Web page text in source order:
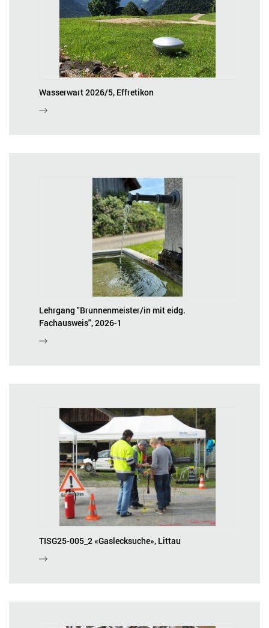
Wasserwart 2026/5, Effretikon
Lehrgang "Brunnenmeister/in mit eidg.
Fachausweis", 2026-1
TISG25-005_2 «Gaslecksuche», Littau